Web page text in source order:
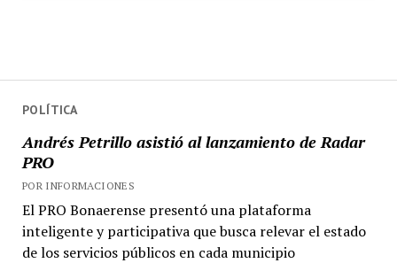
POLÍTICA
Andrés Petrillo asistió al lanzamiento de Radar
PRO
POR INFORMACIONES
El PRO Bonaerense presentó una plataforma
inteligente y participativa que busca relevar el estado
de los servicios públicos en cada municipio